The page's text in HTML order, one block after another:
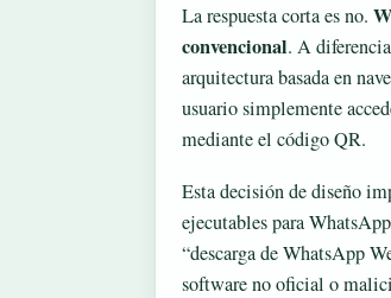
La respuesta corta es no.
convencional. A
arquitectura basada en
usuario simplemente
mediante el código QR.
Esta decisión de diseño
ejecutables para
“descarga de WhatsApp
software no oficial o